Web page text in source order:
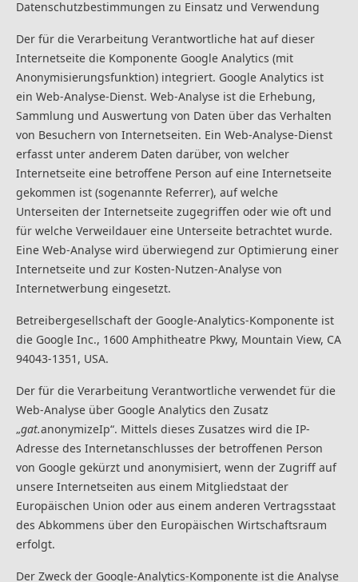
Datenschutzbestimmungen zu Einsatz und Verwendung
Der für die Verarbeitung Verantwortliche hat auf dieser
Internetseite die Komponente Google Analytics (mit
Anonymisierungsfunktion) integriert. Google Analytics ist
ein Web-Analyse-Dienst. Web-Analyse ist die Erhebung,
Sammlung und Auswertung von Daten über das Verhalten
von Besuchern von Internetseiten. Ein Web-Analyse-Dienst
erfasst unter anderem Daten darüber, von welcher
Internetseite eine betroffene Person auf eine Internetseite
gekommen ist (sogenannte Referrer), auf welche
Unterseiten der Internetseite zugegriffen oder wie oft und
für welche Verweildauer eine Unterseite betrachtet wurde.
Eine Web-Analyse wird überwiegend zur Optimierung einer
Internetseite und zur Kosten-Nutzen-Analyse von
Internetwerbung eingesetzt.
Betreibergesellschaft der Google-Analytics-Komponente ist
die Google Inc., 1600 Amphitheatre Pkwy, Mountain View, CA
94043-1351, USA.
Der für die Verarbeitung Verantwortliche verwendet für die
Web-Analyse über Google Analytics den Zusatz
„gat.anonymizeIp“. Mittels dieses Zusatzes wird die IP-
Adresse des Internetanschlusses der betroffenen Person
von Google gekürzt und anonymisiert, wenn der Zugriff auf
unsere Internetseiten aus einem Mitgliedstaat der
Europäischen Union oder aus einem anderen Vertragsstaat
des Abkommens über den Europäischen Wirtschaftsraum
erfolgt.
Der Zweck der Google-Analytics-Komponente ist die Analyse